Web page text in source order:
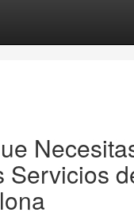
Servicios